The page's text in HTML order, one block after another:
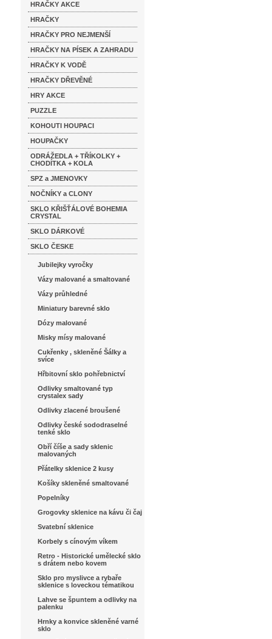
HRAČKY AKCE
HRAČKY
HRAČKY PRO NEJMENŠÍ
HRAČKY NA PÍSEK A ZAHRADU
HRAČKY K VODĚ
HRAČKY DŘEVĚNÉ
HRY AKCE
PUZZLE
KOHOUTI HOUPACI
HOUPAČKY
ODRÁŽEDLA + TŘÍKOLKY +
CHODÍTKA + KOLA
SPZ a JMENOVKY
NOČNÍKY a CLONY
SKLO KŘIŠŤÁLOVÉ BOHEMIA
CRYSTAL
SKLO DÁRKOVÉ
SKLO ČESKE
Jubilejky vyročky
Vázy malované a smaltované
Vázy průhledné
Miniatury barevné sklo
Dózy malované
Misky mísy malované
Cukřenky , skleněné Šálky a
svíce
Hřbitovní sklo pohřebnictví
Odlivky smaltované typ
crystalex sady
Odlivky zlacené broušené
Odlivky české sododraselné
tenké sklo
Obří číše a sady sklenic
malovaných
Přátelky sklenice 2 kusy
Košíky skleněné smaltované
Popelníky
Grogovky sklenice na kávu či čaj
Svatební sklenice
Korbely s cínovým víkem
Retro - Historické umělecké sklo
s drátem nebo kovem
Sklo pro myslivce a rybaře
sklenice s loveckou tématikou
Lahve se špuntem a odlivky na
palenku
Hrnky a konvice skleněné varné
sklo